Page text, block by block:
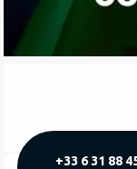
+33 6 31 88